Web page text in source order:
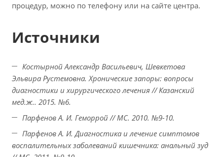
процедур, можно по телефону или на сайте центра.
Источники
Костырной Александр Васильевич, Шевкетова
Эльвира Рустемовна. Хронические запоры: вопросы
диагностики и хирургического лечения // Казанский
мед.ж.. 2015. №6.
Парфенов А. И. Геморрой // МС. 2010. №9-10.
Парфенов А. И. Диагностика и лечение симптомов
воспалительных заболеваний кишечника: анальный зуд